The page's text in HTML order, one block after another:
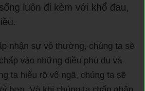
luôn đi kèm với khổ đau,
nhận sự vô thường, chúng ta sẽ
vào những điều phù du và
ta hiểu rõ vô ngã, chúng ta sẽ